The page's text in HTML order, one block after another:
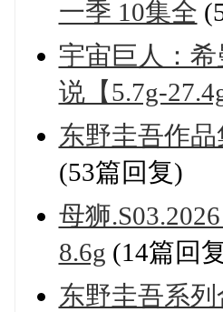
一季 10集全
宇宙巨人：
说【5.7g-27.4g
东野圭吾作品
(53篇回复)
母狮
8.6g (14篇回
东野圭吾系列